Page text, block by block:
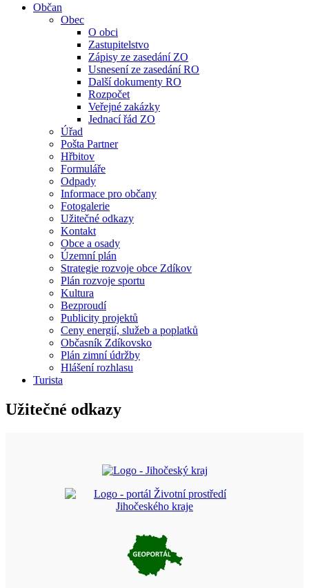
Občan
Obec
O obci
Zastupitelstvo
Zápisy ze zasedání ZO
Usnesení ze zasedání RO
Další dokumenty RO
Rozpočet
Veřejné zakázky
Jednací řád ZO
Úřad
Pošta Partner
Hřbitov
Formuláře
Odpady
Informace pro občany
Fotogalerie
Užitečné odkazy
Kontakt
Obce a osady
Územní plán
Strategie rozvoje obce Zdíkov
Plán rozvoje sportu
Kultura
Bezproudí
Publicity projektů
Ceny energií, služeb a poplatků
Občasník Zdíkovsko
Plán zimní údržby
Hlášení rozhlasu
Turista
Užitečné odkazy